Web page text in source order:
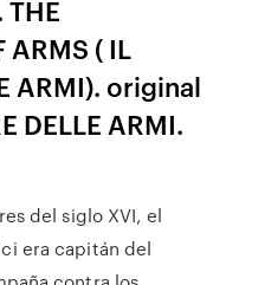
ARMS ( IL
ARMI). original
DELLE ARMI.
del siglo XVI, el
era capitán del